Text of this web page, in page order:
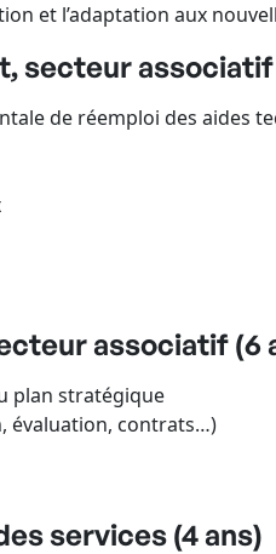
et l’adaptation aux
secteur associatif
de réemploi des aides
associatif (6
plan stratégique
évaluation, contrats…)
services (4 ans)